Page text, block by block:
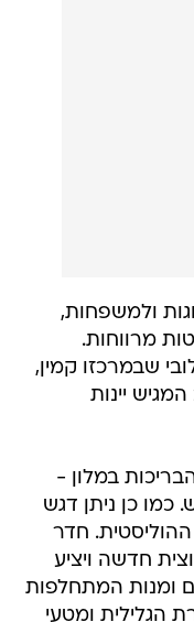
ולמשפחות,
מרווחות.
שבמרכזו קמין,
יינות
במלון -
כמו כן ניתן דגש
חדר
חדשה ויציע
ומנות המתחלפות
הגלילית ומטעי